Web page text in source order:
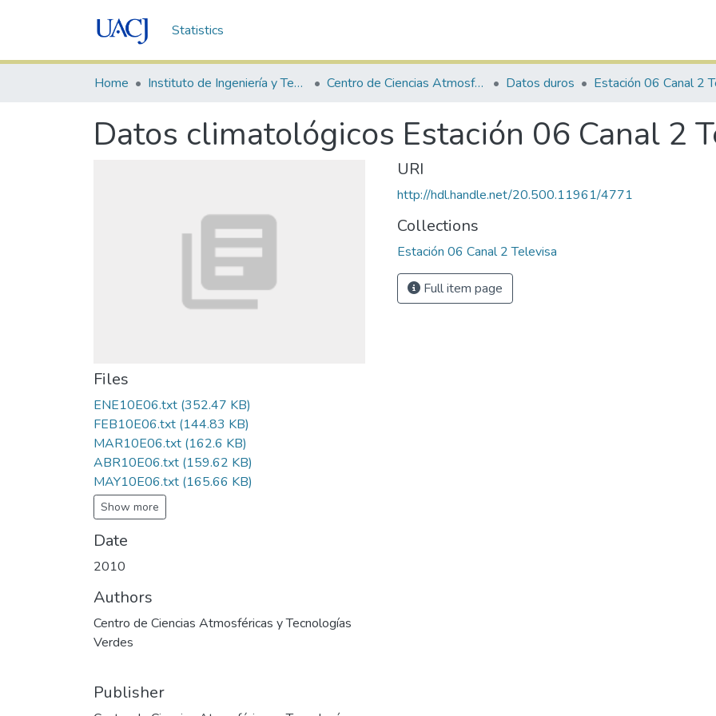
Statistics
Home Instituto de Ingeniería y Tecnología Centro de Ciencias Atmosféricas y Tecnologías Verdes Datos duros Estación 06 Canal 2
Datos climatológicos Estación 06 Canal 2
Files
ENE10E06.txt (352.47 KB)
FEB10E06.txt (144.83 KB)
MAR10E06.txt (162.6 KB)
ABR10E06.txt (159.62 KB)
MAY10E06.txt (165.66 KB)
Show more
Date
2010
Authors
Centro de Ciencias Atmosféricas y Tecnologías
Verdes
Publisher
URI
http://hdl.handle.net/20.500.11961/4771
Collections
Estación 06 Canal 2 Televisa
Full item page